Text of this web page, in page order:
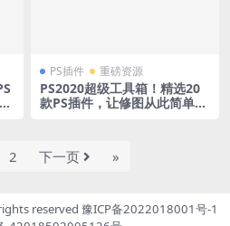
PS插件 重磅资源
PS2020超级工具箱！精选20
款PS插件，让修图从此简单高
2 下一页 »
reserved 豫ICP备2022018001号-1